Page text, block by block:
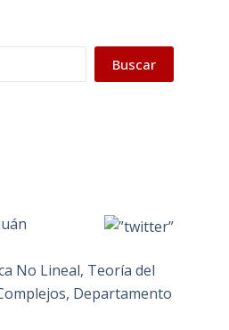
Buscar
No Lineal, Teoría del
Departamento